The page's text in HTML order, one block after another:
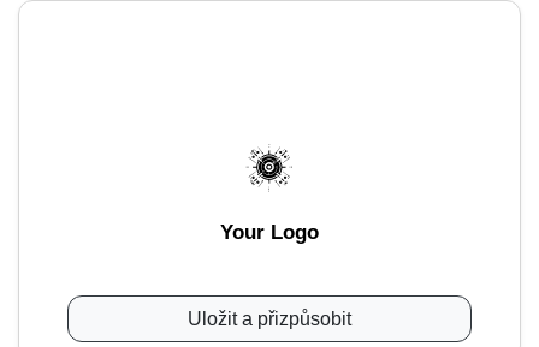
Your Logo
Uložit a přizpůsobit